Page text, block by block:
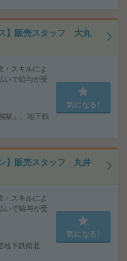
】販売スタッフ 大丸
スキルによ
いで給与が受
駅」、地下鉄
気になる!
】販売スタッフ 丸井
スキルによ
いで給与が受
下鉄南北
気になる!